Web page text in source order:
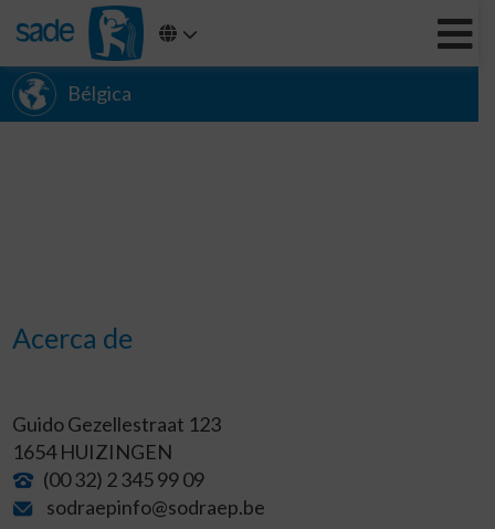
Bélgica
Acerca de
Guido Gezellestraat 123
1654 HUIZINGEN
(00 32) 2 345 99 09
sodraepinfo@sodraep.be